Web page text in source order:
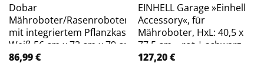
Dobar
Mähroboter/Rasenrobotergarage
mit integriertem Pflanzkasten
Weiß 56 cm x 73 cm x 79 cm
86,99€
EINHELL Garage »Einhell
Accessory«, für
Mähroboter, HxL: 40,5 x
77,5 cm – rot | schwarz
127,20€